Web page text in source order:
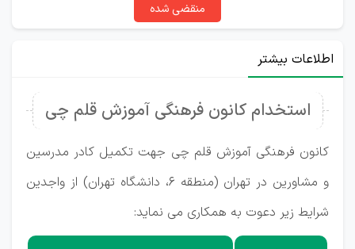
منقضی شده
اطلاعات بیشتر
استخدام کانون فرهنگی آموزش قلم چی
کانون فرهنگی آموزش قلم چی جهت تکمیل کادر مدرسین
و مشاورین در تهران (منطقه ۶، دانشگاه تهران) از واجدین
شرایط زیر دعوت به همکاری می نماید: